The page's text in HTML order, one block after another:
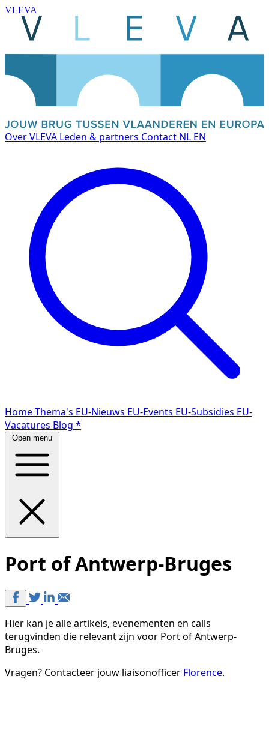
VLEVA
Over VLEVA Leden & partners Contact NL EN
HomeThema's EU-Nieuws EU-Events EU-Subsidies EU-
Vacatures Blog *
Open menu
Port of Antwerp-Bruges
Hier kan je alle artikels, evenementen en calls
terugvinden die relevant zijn voor Port of Antwerp-
Bruges.
Vragen? Contacteer jouw liaisonofficer Florence.